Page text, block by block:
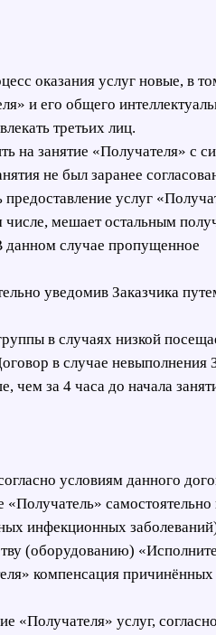
оказания услуг новые, в
и его общего
третьих лиц.
на занятие «Получателя»
не был заранее
предоставление услуг
мешает остальным
данном случае пропущенное
уведомив Заказчика
в случаях низкой
в случае невыполнения
чем за 4 часа до начала
условиям данного
инфекционных
(оборудованию)
компенсация причинённых
«Получателя» услуг,